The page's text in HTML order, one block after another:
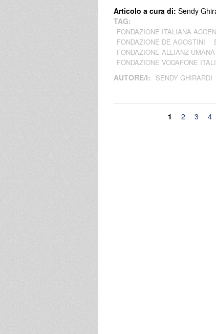
Articolo a cura di: Sendy
TAG:
FONDAZIONE ITALIANA
FONDAZIONE DE AGOSTINI
FONDAZIONE ALLIANZ
FONDAZIONE VODAFONE
AUTORE/I: SENDY GHIRARDI
1 2 3 4